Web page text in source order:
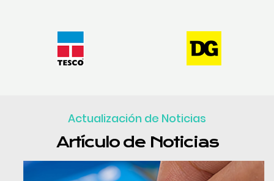
Actualización de Noticias
Artículo de Noticias